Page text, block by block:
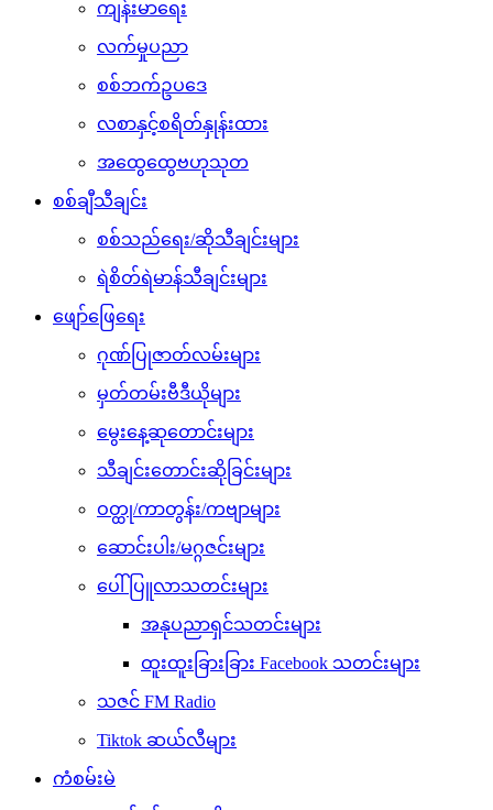
ကျန်းမာရေး
လက်မှုပညာ
စစ်ဘက်ဥပဒေ
လစာနှင့်စရိတ်နှုန်းထား
အထွေထွေဗဟုသုတ
စစ်ချီသီချင်း
စစ်သည်ရေး/ဆိုသီချင်းများ
ရဲစိတ်ရဲမာန်သီချင်းများ
ဖျော်ဖြေရေး
ဂုဏ်ပြုဇာတ်လမ်းများ
မှတ်တမ်းဗီဒီယိုများ
မွေးနေ့ဆုတောင်းများ
သီချင်းတောင်းဆိုခြင်းများ
ဝတ္ထု/ကာတွန်း/ကဗျာများ
ဆောင်းပါး/မဂ္ဂဇင်းများ
ပေါ်ပြူလာသတင်းများ
အနုပညာရှင်သတင်းများ
ထူးထူးခြားခြား Facebook သတင်းများ
သဇင် FM Radio
Tiktok ဆယ်လီများ
ကံစမ်းမဲ